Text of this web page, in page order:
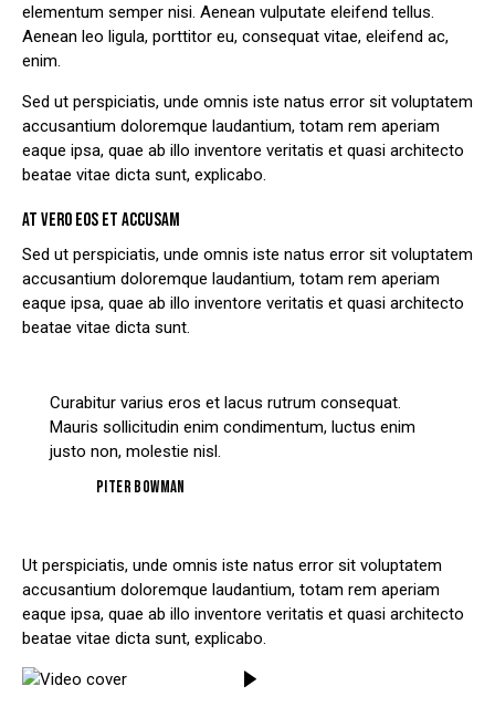
elementum semper nisi. Aenean vulputate eleifend tellus.
Aenean leo ligula, porttitor eu, consequat vitae, eleifend ac,
enim.
Sed ut perspiciatis, unde omnis iste natus error sit voluptatem
accusantium doloremque laudantium, totam rem aperiam
eaque ipsa, quae ab illo inventore veritatis et quasi architecto
beatae vitae dicta sunt, explicabo.
AT VERO EOS ET ACCUSAM
Sed ut perspiciatis, unde omnis iste natus error sit voluptatem
accusantium doloremque laudantium, totam rem aperiam
eaque ipsa, quae ab illo inventore veritatis et quasi architecto
beatae vitae dicta sunt.
Curabitur varius eros et lacus rutrum consequat.
Mauris sollicitudin enim condimentum, luctus enim
justo non, molestie nisl.
Piter Bowman
Ut perspiciatis, unde omnis iste natus error sit voluptatem
accusantium doloremque laudantium, totam rem aperiam
eaque ipsa, quae ab illo inventore veritatis et quasi architecto
beatae vitae dicta sunt, explicabo.